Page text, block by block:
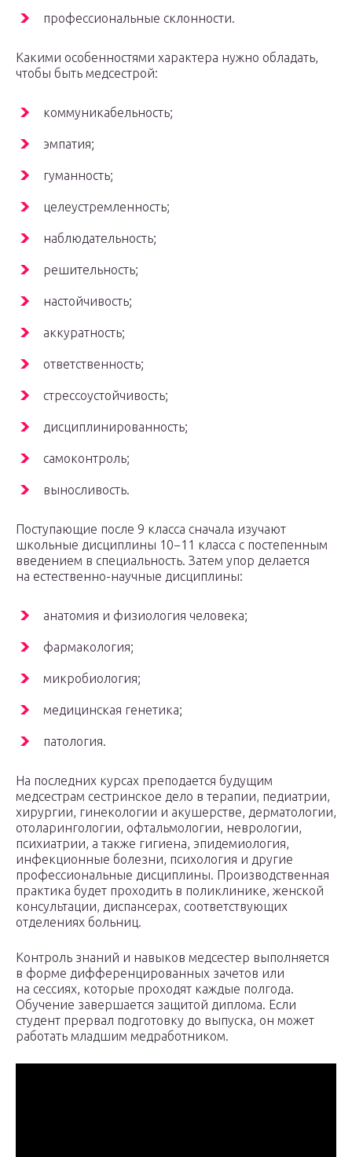
профессиональные склонности.
Какими особенностями характера нужно обладать,
чтобы быть медсестрой:
коммуникабельность;
эмпатия;
гуманность;
целеустремленность;
наблюдательность;
решительность;
настойчивость;
аккуратность;
ответственность;
стрессоустойчивость;
дисциплинированность;
самоконтроль;
выносливость.
Поступающие после 9 класса сначала изучают
школьные дисциплины 10−11 класса с постепенным
введением в специальность. Затем упор делается
на естественно-научные дисциплины:
анатомия и физиология человека;
фармакология;
микробиология;
медицинская генетика;
патология.
На последних курсах преподается будущим
медсестрам сестринское дело в терапии, педиатрии,
хирургии, гинекологии и акушерстве, дерматологии,
отоларингологии, офтальмологии, неврологии,
психиатрии, а также гигиена, эпидемиология,
инфекционные болезни, психология и другие
профессиональные дисциплины. Производственная
практика будет проходить в поликлинике, женской
консультации, диспансерах, соответствующих
отделениях больниц.
Контроль знаний и навыков медсестер выполняется
в форме дифференцированных зачетов или
на сессиях, которые проходят каждые полгода.
Обучение завершается защитой диплома. Если
студент прервал подготовку до выпуска, он может
работать младшим медработником.